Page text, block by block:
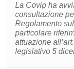
La Covip ha
consultazione
Regolamento
particolare
attuazione
legislativo 5